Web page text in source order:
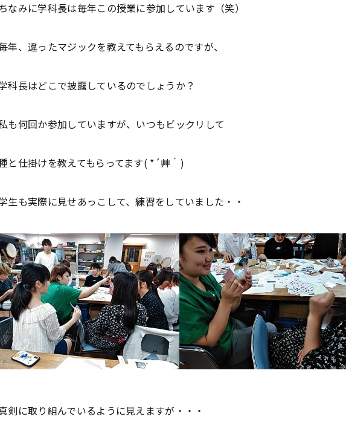
ちなみに学科長は毎年この授業に参加しています（笑）
年、違ったマジックを教えてもらえるのですが、
科長はどこで披露しているのでしょうか？
も何回か参加していますが、いつもビックリして
と仕掛けを教えてもらってます( *´艸｀)
生も実際に見せあっこして、練習をしていました・・
剣に取り組んでいるように見えますが・・・
東海歯科医療
専門学校
東海医療工学
専門学校
CLOSE
東海歯科医療
専門学校
東海医療工学
専門学校
CLOSE
東海歯科医療
専門学校
東海医療工学
専門学校
CLOSE
東海歯科医療
専門学校
東海医療工学
専門学校
CLOSE